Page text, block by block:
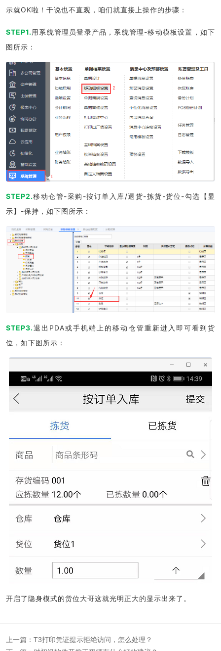
示就OK啦！干说也不直观，咱们就直接上操作的步骤：
STEP1.用系统管理员登录产品，系统管理-移动模板设置，如下
图所示：
STEP2.移动仓管-采购-按订单入库/退货-拣货-货位-勾选【显
示】-保持，如下图所示：
STEP3.退出PDA或手机端上的移动仓管重新进入即可看到货
位，如下图所示：
开启了隐身模式的货位大哥这就光明正大的显示出来了。
上一篇： T3打印凭证提示拒绝访问，怎么处理？